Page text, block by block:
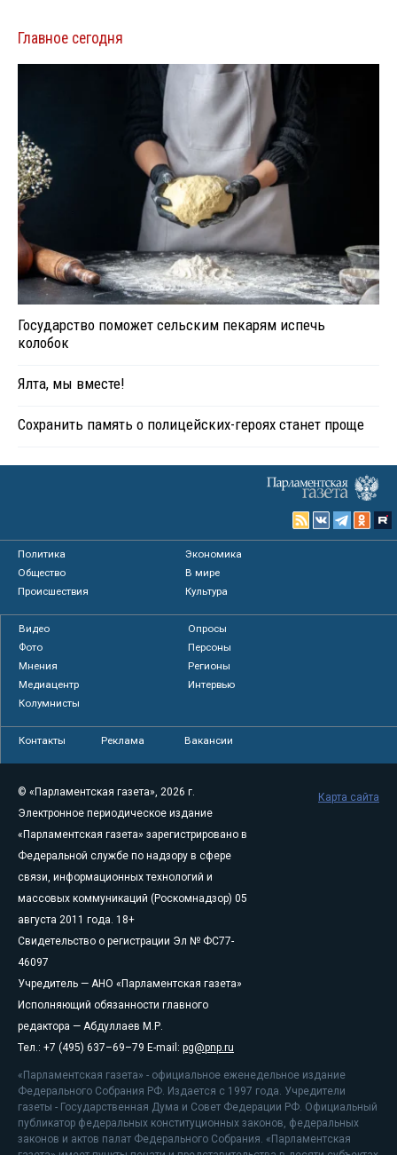
Главное сегодня
Государство поможет сельским пекарям испечь
колобок
Ялта, мы вместе!
Сохранить память о полицейских-героях станет проще
Политика
Экономика
Общество
В мире
Происшествия
Культура
Видео
Опросы
Фото
Персоны
Мнения
Регионы
Медиацентр
Интервью
Колумнисты
Контакты Реклама Вакансии
© «Парламентская газета», 2026 г.
Электронное периодическое издание
«Парламентская газета» зарегистрировано в
Федеральной службе по надзору в сфере
связи, информационных технологий и
массовых коммуникаций (Роскомнадзор) 05
августа 2011 года. 18+
Свидетельство о регистрации Эл № ФС77-
46097
Учредитель — АНО «Парламентская газета»
Исполняющий обязанности главного
редактора — Абдуллаев М.Р.
Тел.: +7 (495) 637–69–79 E-mail: pg@pnp.ru
«Парламентская газета» - официальное еженедельное издание
Федерального Собрания РФ. Издается с 1997 года. Учредители
газеты - Государственная Дума и Совет Федерации РФ. Официальный
публикатор федеральных конституционных законов, федеральных
законов и актов палат Федерального Собрания. «Парламентская
Карта сайта